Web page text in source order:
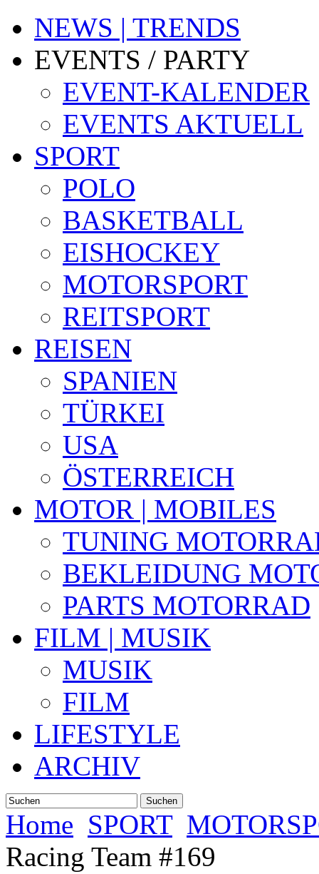
NEWS | TRENDS
EVENTS / PARTY
EVENT-KALENDER
EVENTS AKTUELL
SPORT
POLO
BASKETBALL
EISHOCKEY
MOTORSPORT
REITSPORT
REISEN
SPANIEN
TÜRKEI
USA
ÖSTERREICH
MOTOR | MOBILES
TUNING
BEKLEIDUNG
PARTS MOTORRAD
FILM | MUSIK
MUSIK
FILM
LIFESTYLE
ARCHIV
Suchen
Home SPORT
Racing Team #169